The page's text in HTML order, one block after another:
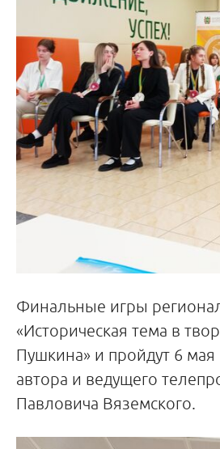
Финальные игры
«Историческая тема в
Пушкина» и пройдут 6
автора и ведущего
Павловича Вяземского.